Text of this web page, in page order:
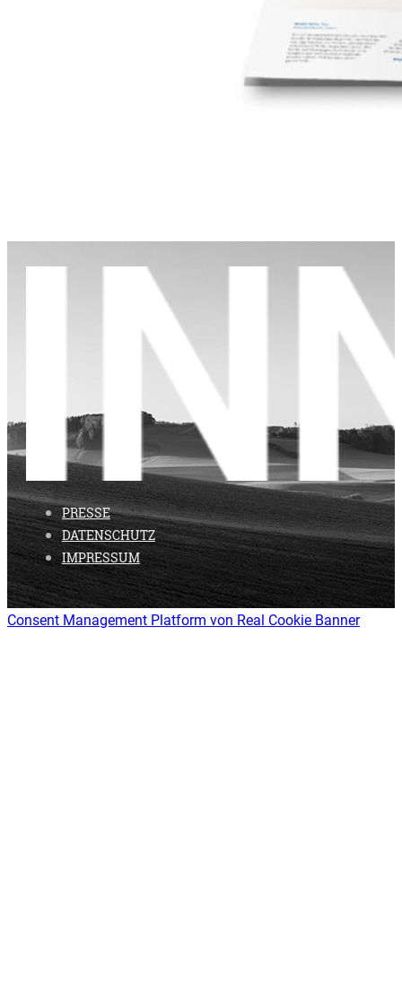
PRESSE
DATENSCHUTZ
IMPRESSUM
Consent Management Platform von Real Cookie Banner